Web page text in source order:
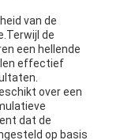
van de
de
een hellende
effectief
over een
dat de
op basis